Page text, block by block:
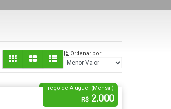
Ordenar por:
R$ 2.000
Preço de Aluguel (Mensal)